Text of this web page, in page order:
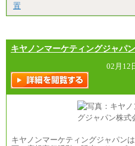
置
キヤノンマーケティングジャパ
02月12
キヤノンマーケティングジャパン